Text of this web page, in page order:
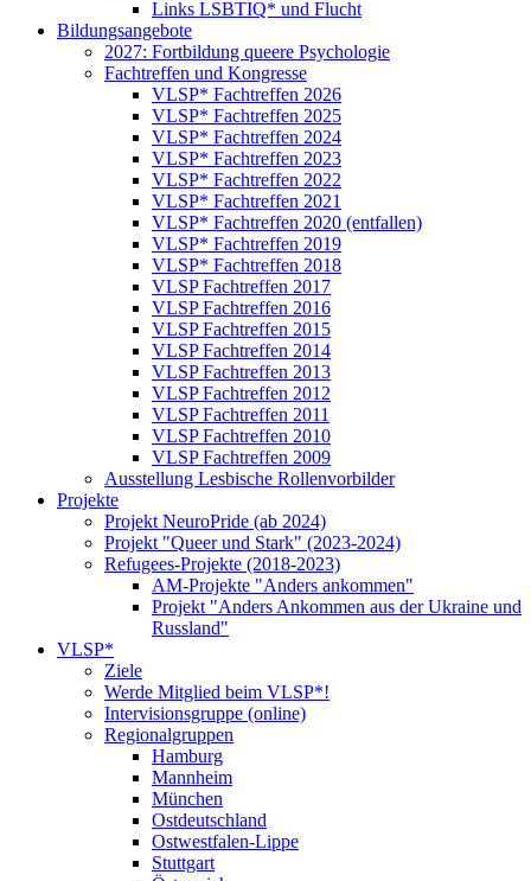
Links LSBTIQ* und Flucht
Bildungsangebote
2027: Fortbildung queere Psychologie
Fachtreffen und Kongresse
VLSP* Fachtreffen 2026
VLSP* Fachtreffen 2025
VLSP* Fachtreffen 2024
VLSP* Fachtreffen 2023
VLSP* Fachtreffen 2022
VLSP* Fachtreffen 2021
VLSP* Fachtreffen 2020 (entfallen)
VLSP* Fachtreffen 2019
VLSP* Fachtreffen 2018
VLSP Fachtreffen 2017
VLSP Fachtreffen 2016
VLSP Fachtreffen 2015
VLSP Fachtreffen 2014
VLSP Fachtreffen 2013
VLSP Fachtreffen 2012
VLSP Fachtreffen 2011
VLSP Fachtreffen 2010
VLSP Fachtreffen 2009
Ausstellung Lesbische Rollenvorbilder
Projekte
Projekt NeuroPride (ab 2024)
Projekt "Queer und Stark" (2023-2024)
Refugees-Projekte (2018-2023)
AM-Projekte "Anders ankommen"
Projekt "Anders Ankommen aus der Ukraine und
Russland"
VLSP*
Ziele
Werde Mitglied beim VLSP*!
Intervisionsgruppe (online)
Regionalgruppen
Hamburg
Mannheim
München
Ostdeutschland
Ostwestfalen-Lippe
Stuttgart